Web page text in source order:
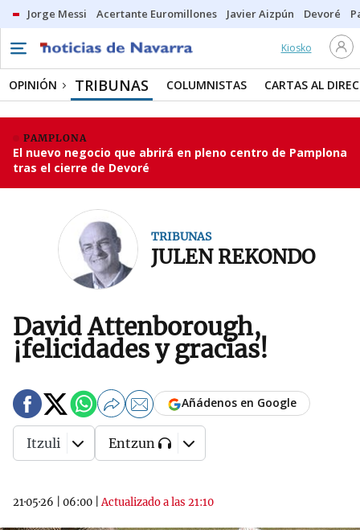
Jorge Messi Acertante Euromillones Javier Aizpún Devoré
Kiosko
OPINIÓN TRIBUNAS COLUMNISTAS CARTAS AL
PAMPLONA
El nuevo negocio que abrirá en pleno centro de Pamplona
tras el cierre de Devoré
TRIBUNAS
JULEN REKONDO
David Attenborough,
¡felicidades y gracias!
21·05·26 06:00 |Actualizado a las 21:10
Añádenos en Google
Itzuli Entzun